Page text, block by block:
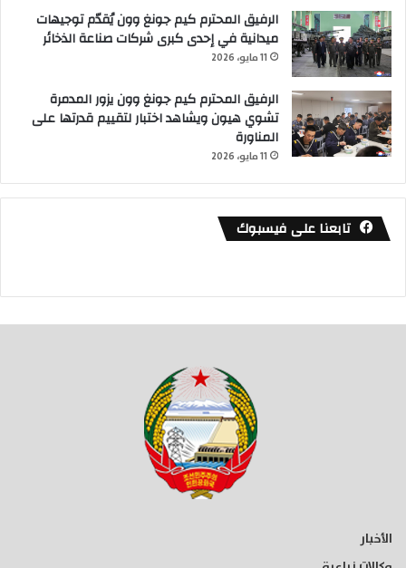
الرفيق المحترم كيم جونغ وون يُقدّم توجيهات
ميدانية في إحدى كبرى شركات صناعة الذخائر
11 مايو، 2026
الرفيق المحترم كيم جونغ وون يزور المدمرة
تشوي هيون ويشاهد اختبار لتقييم قدرتها على
المناورة
11 مايو، 2026
تابعنا على فيسبوك
الأخبار